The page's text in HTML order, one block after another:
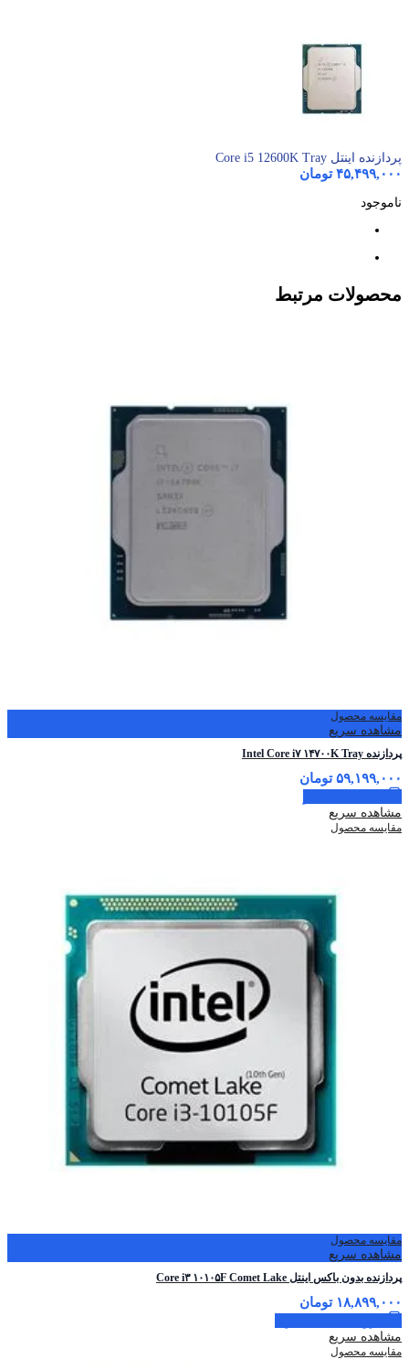
پردازنده اینتل Core i5 12600K Tray
۴۵,۴۹۹,۰۰۰ تومان
ناموجود
محصولات مرتبط
مقایسه محصول
مشاهده سریع
پردازنده Intel Core i۷ ۱۴۷۰۰K Tray
۵۹,۱۹۹,۰۰۰ تومان
مشاهده سریع
مقایسه محصول
مقایسه محصول
مشاهده سریع
پردازنده بدون باکس اینتل Core i۳ ۱۰۱۰۵F Comet Lake
۱۸,۸۹۹,۰۰۰ تومان
مشاهده سریع
مقایسه محصول